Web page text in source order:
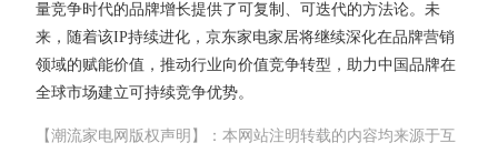
量竞争时代的品牌增长提供了可复制、可迭代的方法论。未
来，随着该IP持续进化，京东家电家居将继续深化在品牌营销
领域的赋能价值，推动行业向价值竞争转型，助力中国品牌在
全球市场建立可持续竞争优势。
【潮流家电网版权声明】：本网站注明转载的内容均来源于互